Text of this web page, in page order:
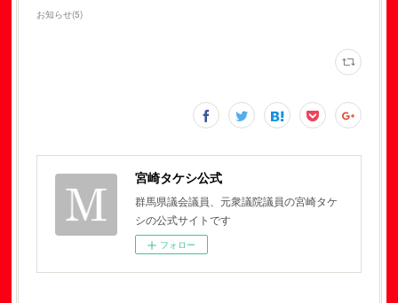
お知らせ(5)
宮崎タケシ公式
群馬県議会議員、元衆議院議員の宮崎タケ
シの公式サイトです
フォロー